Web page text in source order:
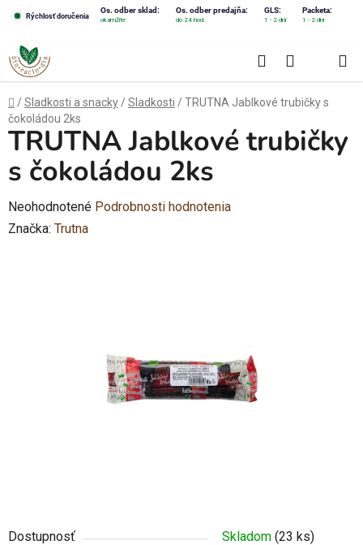
obsah
Rýchlosť doručenia
Os. odber sklad: Os. odber predajňa: GLS: Packeta:
okamžite do 24 hod. 1 - 2 dni 1 - 2 dni
Hľadať
KOŠÍK
Domov
/Sladkosti a snacky /Sladkosti /TRUTNA Jablkové trubičky s
čokoládou 2ks
Dostupnosť Skladom (23 ks)
TRUTNA Jablkové trubičky
s čokoládou 2ks
Priemerné
hodnotenie
Neohodnotené Podrobnosti hodnotenia
Značka: Trutna